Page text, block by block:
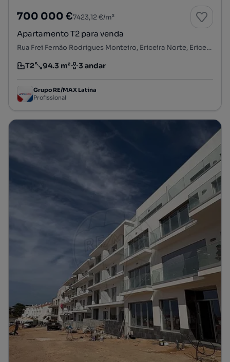
700 000 €7423,12 €/m²
Apartamento T2 para venda
Rua Frei Fernão Rodrigues Monteiro, Ericeira Norte, Ericeira, Mafra, Lisboa
Tipologia
T2
Preço por metro quadrado
94.3 m²
Andar 3 andar
Grupo RE/MAX Latina
Profissional